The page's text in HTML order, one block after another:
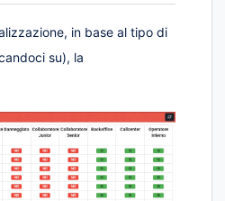
in base al tipo di
su), la